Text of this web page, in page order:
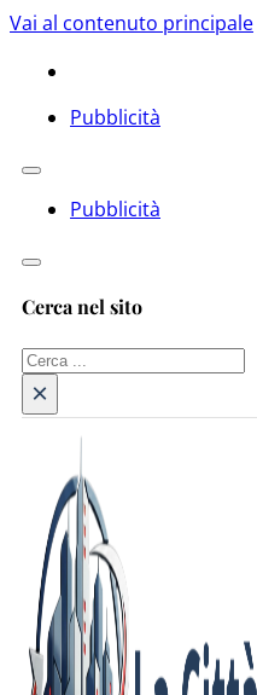
Vai al contenuto principale
Pubblicità
Pubblicità
Cerca nel sito
Cerca
×